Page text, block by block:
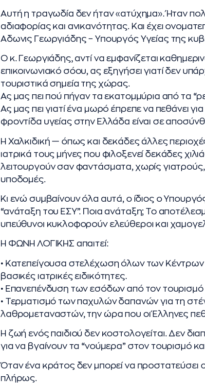
Αυτή η τραγωδία δεν ήταν «ατύχημα». Ήταν
αδιαφορίας και ανικανότητας. Και έχει
Αδωνις Γεωργιάδης – Υπουργός Υγείας της
Ο κ. Γεωργιάδης, αντί να εμφανίζεται
επικοινωνιακό σόου, ας εξηγήσει γιατί δεν
τουριστικά σημεία της χώρας.
Ας μας πει πού πήγαν τα εκατομμύρια από τα
Ας μας πει γιατί ένα μωρό έπρεπε να πεθάνει
φροντίδα υγείας στην Ελλάδα είναι σε
Η Χαλκιδική — όπως και δεκάδες άλλες
ιατρικά τους μήνες που φιλοξενεί δεκάδες
λειτουργούν σαν φαντάσματα, χωρίς
υποδομές.
Κι ενώ συμβαίνουν όλα αυτά, ο ίδιος ο
“ανάταξη του ΕΣΥ”. Ποια ανάταξη; Το
υπεύθυνοι κυκλοφορούν ελεύθεροι και
Η ΦΩΝΗ ΛΟΓΙΚΗΣ απαιτεί:
• Κατεπείγουσα στελέχωση όλων των Κέντρων
βασικές ιατρικές ειδικότητες.
• Επανεπένδυση των εσόδων από τον τουρισμό
• Τερματισμό των παχυλών δαπανών για τη
λαθρομεταναστών, την ώρα που οι Έλληνες
Η ζωή ενός παιδιού δεν κοστολογείται. Δεν
για να βγαίνουν τα “νούμερα” στον τουρισμό και
Όταν ένα κράτος δεν μπορεί να προστατεύσει
πλήρως.